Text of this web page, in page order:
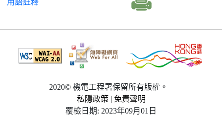
用語註釋
2020© 機電工程署保留所有版權。
私隱政策 | 免責聲明
覆檢日期: 2023年09月01日